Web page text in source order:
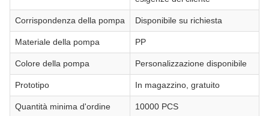
Corrispondenza della pompa Disponibile su richiesta
Materiale della pompa PP
Colore della pompa Personalizzazione disponibile
Prototipo In magazzino, gratuito
Quantità minima d'ordine 10000 PCS